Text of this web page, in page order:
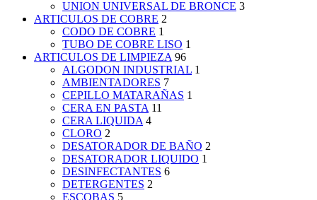
UNION UNIVERSAL DE BRONCE 3
ARTICULOS DE COBRE 2
CODO DE COBRE 1
TUBO DE COBRE LISO 1
ARTICULOS DE LIMPIEZA 96
ALGODON INDUSTRIAL 1
AMBIENTADORES 7
CEPILLO MATARAÑAS 1
CERA EN PASTA 11
CERA LIQUIDA 4
CLORO 2
DESATORADOR DE BAÑO 2
DESATORADOR LIQUIDO 1
DESINFECTANTES 6
DETERGENTES 2
ESCOBAS 5